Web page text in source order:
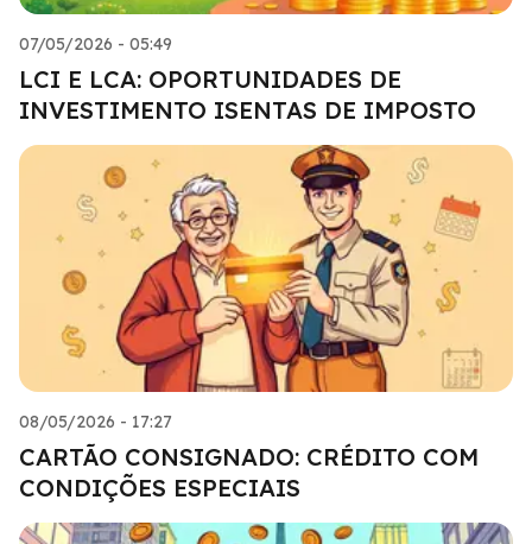
07/05/2026 - 05:49
LCI E LCA: OPORTUNIDADES DE
INVESTIMENTO ISENTAS DE IMPOSTO
08/05/2026 - 17:27
CARTÃO CONSIGNADO: CRÉDITO COM
CONDIÇÕES ESPECIAIS